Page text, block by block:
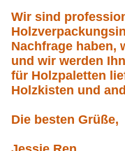
Wir sind
Nachfrage haben,
und wir werden
für Holzpaletten
Holzkisten und
Die besten Grüße,